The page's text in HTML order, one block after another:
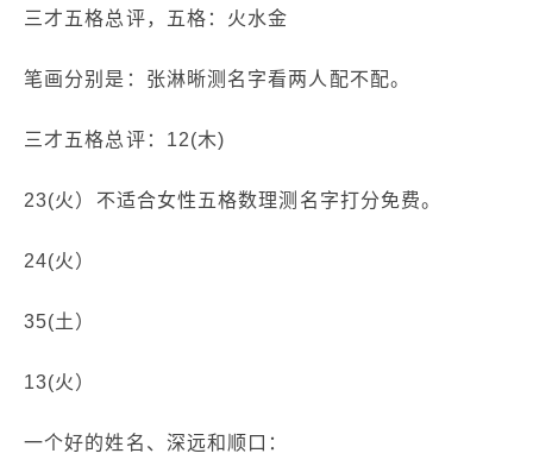
三才五格总评，五格：火水金
笔画分别是：张淋晰测名字看两人配不配。
三才五格总评：12(木)
23(火）不适合女性五格数理测名字打分免费。
24(火）
35(土）
13(火）
一个好的姓名、深远和顺口：